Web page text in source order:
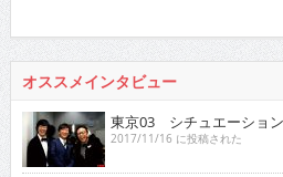
オススメインタビュー
東京03 シチュエーショ
2017/11/16 に投稿された